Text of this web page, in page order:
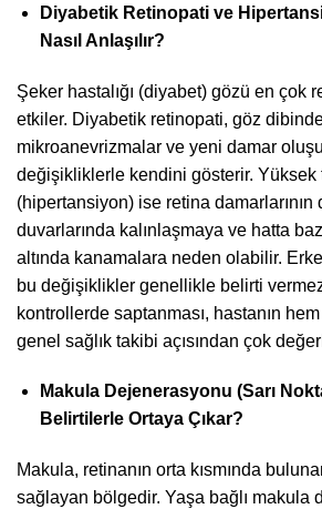
Diyabetik Retinopati ve
Nasıl Anlaşılır?
Şeker hastalığı (diyabet) gözü en çok
etkiler. Diyabetik retinopati, göz
mikroanevrizmalar ve yeni damar
değişikliklerle kendini gösterir. Yüksek
(hipertansiyon) ise retina damarlarının
duvarlarında kalınlaşmaya ve hatta
altında kanamalara neden olabilir.
bu değişiklikler genellikle belirti
kontrollerde saptanması, hastanın
genel sağlık takibi açısından çok
Makula Dejenerasyonu (Sarı
Belirtilerle Ortaya Çıkar?
Makula, retinanın orta kısmında
sağlayan bölgedir. Yaşa bağlı makula